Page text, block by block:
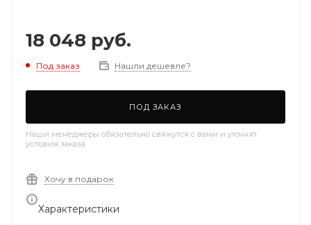
18 048 руб.
Под заказ Нашли дешевле?
ПОД ЗАКАЗ
Наши менеджеры обязательно свяжутся с вами и уточнят
условия заказа
Хочу в подарок
Характеристики